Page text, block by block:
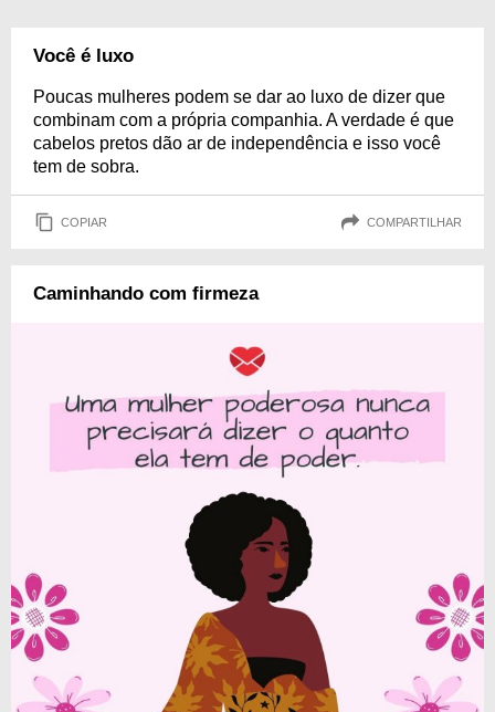
Você é luxo
Poucas mulheres podem se dar ao luxo de dizer que
combinam com a própria companhia. A verdade é que
cabelos pretos dão ar de independência e isso você
tem de sobra.
COPIAR COMPARTILHAR
Caminhando com firmeza